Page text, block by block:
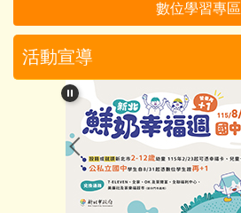
115 新店國小一年級新生入學網
我們的新店國小
新店國小影音
校長室
教育部
新北市政府
其他單位宣導
新店國小課程計畫備查
數位學習專區
數位學習專區
閱讀活動
數位學習
學生資訊教育活動
活動宣導